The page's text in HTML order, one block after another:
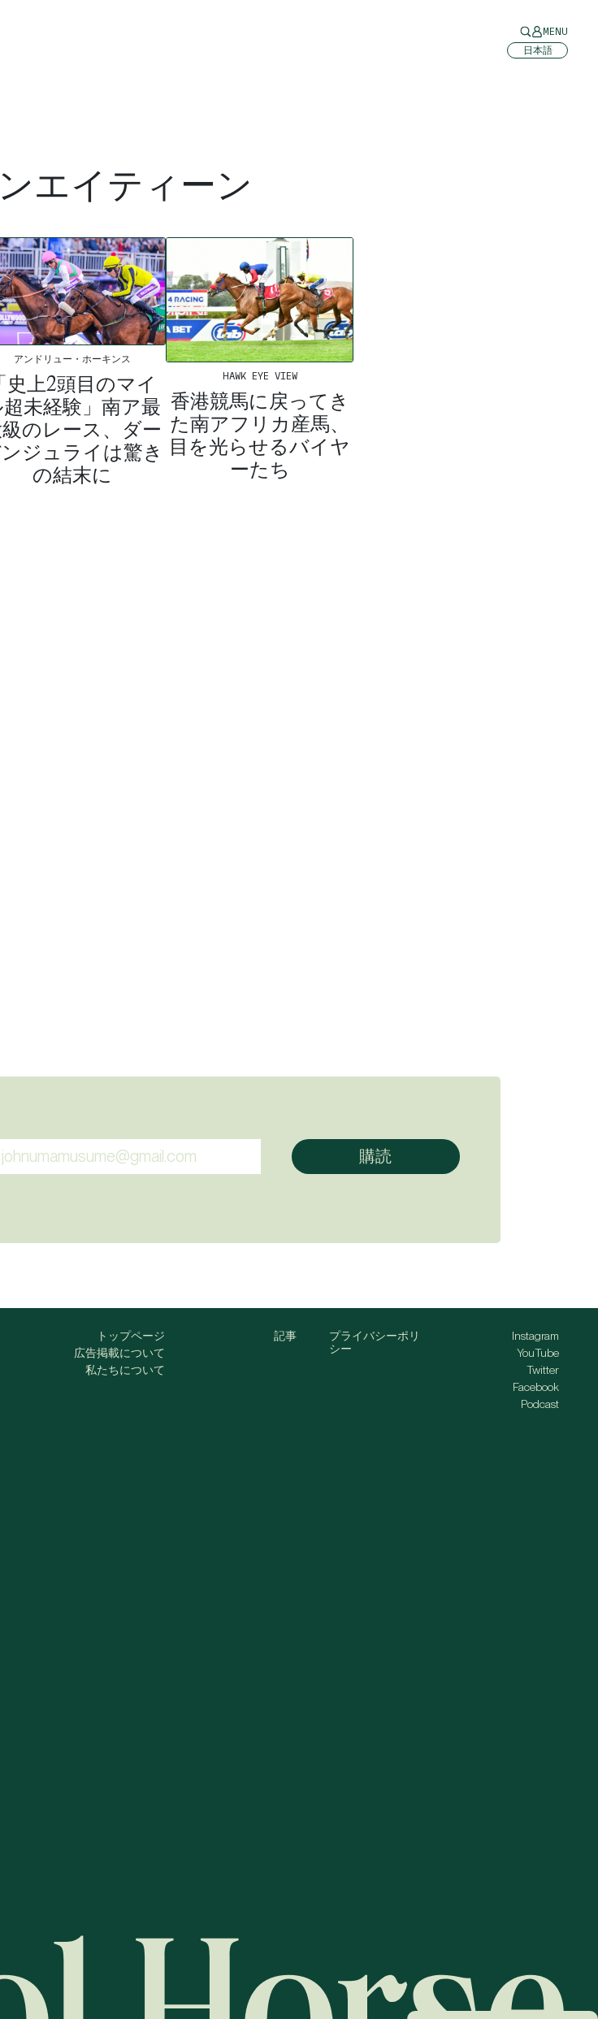
MENU
日本語
エイティーン
アンドリュー・ホーキンス
「史上2頭目のマイ
未経験」南ア最
のレース、ダー
ジュライは驚き
の結末に
HAWK EYE VIEW
香港競馬に戻ってき
た南アフリカ産馬、
目を光らせるバイヤ
ーたち
トップページ
広告掲載について
私たちについて
記事
プライバシーポリ
シー
Instagram
YouTube
Twitter
Facebook
Podcast